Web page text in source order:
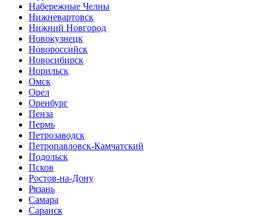
Набережные Челны
Нижневартовск
Нижний Новгород
Новокузнецк
Новороссийск
Новосибирск
Норильск
Омск
Орел
Оренбург
Пенза
Пермь
Петрозаводск
Петропавловск-Камчатский
Подольск
Псков
Ростов-на-Дону
Рязань
Самара
Саранск